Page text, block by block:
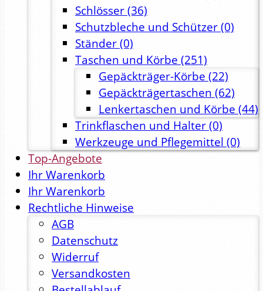
Schlösser(36)
Schutzbleche und Schützer(0)
Ständer(0)
Taschen und Körbe (251)
Gepäckträger-Körbe (22)
Gepäckträgertaschen (62)
Lenkertaschen und Körbe (44)
Trinkflaschen und Halter(0)
Werkzeuge und Pflegemittel (0)
Top-Angebote
Ihr Warenkorb
Ihr Warenkorb
Rechtliche Hinweise
AGB
Datenschutz
Widerruf
Versandkosten